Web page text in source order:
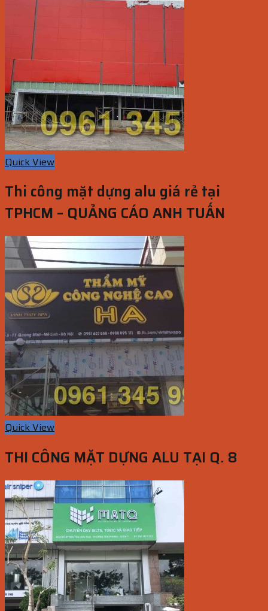
Quick View
Thi công mặt dựng alu giá rẻ tại
TPHCM – QUẢNG CÁO ANH TUẤN
Quick View
THI CÔNG MẶT DỰNG ALU TẠI Q. 8